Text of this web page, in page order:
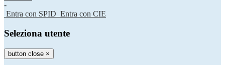
-
Entra con SPID Entra con CIE
Seleziona utente
button close ×